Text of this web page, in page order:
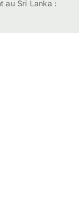
au Sri Lanka :